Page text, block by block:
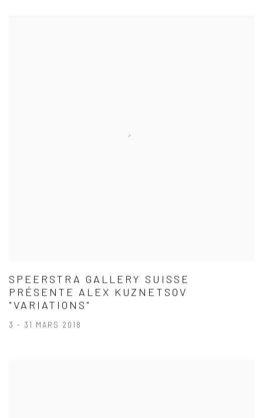
SPEERSTRA GALLERY SUISSE
PRÉSENTE ALEX KUZNETSOV
"VARIATIONS"
3 - 31 MARS 2018